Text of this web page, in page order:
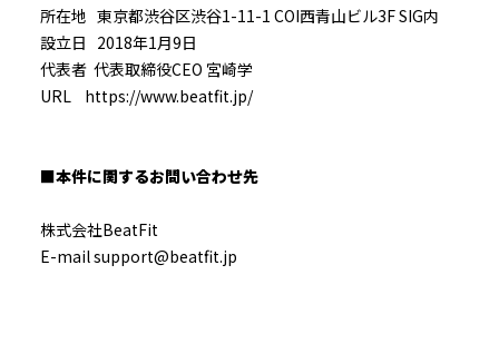
所在地 東京都渋谷区渋谷1-11-1 COI西青山ビル3F SIG内
設立日 2018年1月9日
代表者 代表取締役CEO 宮崎学
URL https://www.beatfit.jp/
■本件に関するお問い合わせ先
株式会社BeatFit
E-mail support@beatfit.jp